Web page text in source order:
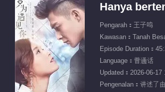
Hanya
Pengarah：王子鸣
Kawasan：Tanah
Episode Duration：
Language：普通话
Updated：2026-06-17
Pengenalan：讲述了